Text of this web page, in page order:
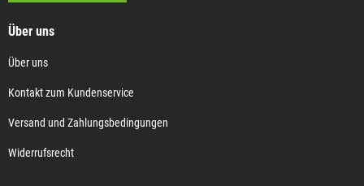
Über uns
Über uns
Kontakt zum Kundenservice
Versand und Zahlungsbedingungen
Widerrufsrecht